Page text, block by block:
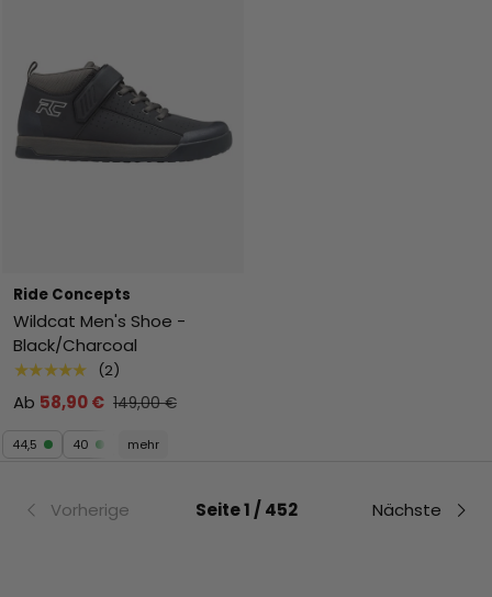
Ride Concepts
Wildcat Men's Shoe -
Black/Charcoal
★★★★★ (2)
Ab 58,90 € 149,00 €
44,5 40 mehr
Vorherige Seite 1 / 452 Nächste